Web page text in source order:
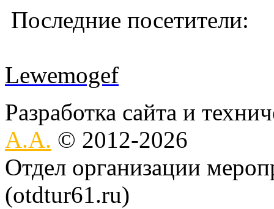
Последние посетители:
Lewemogef
Разработка сайта и
А.А. © 2012-2026
Отдел организации
(otdtur61.ru)